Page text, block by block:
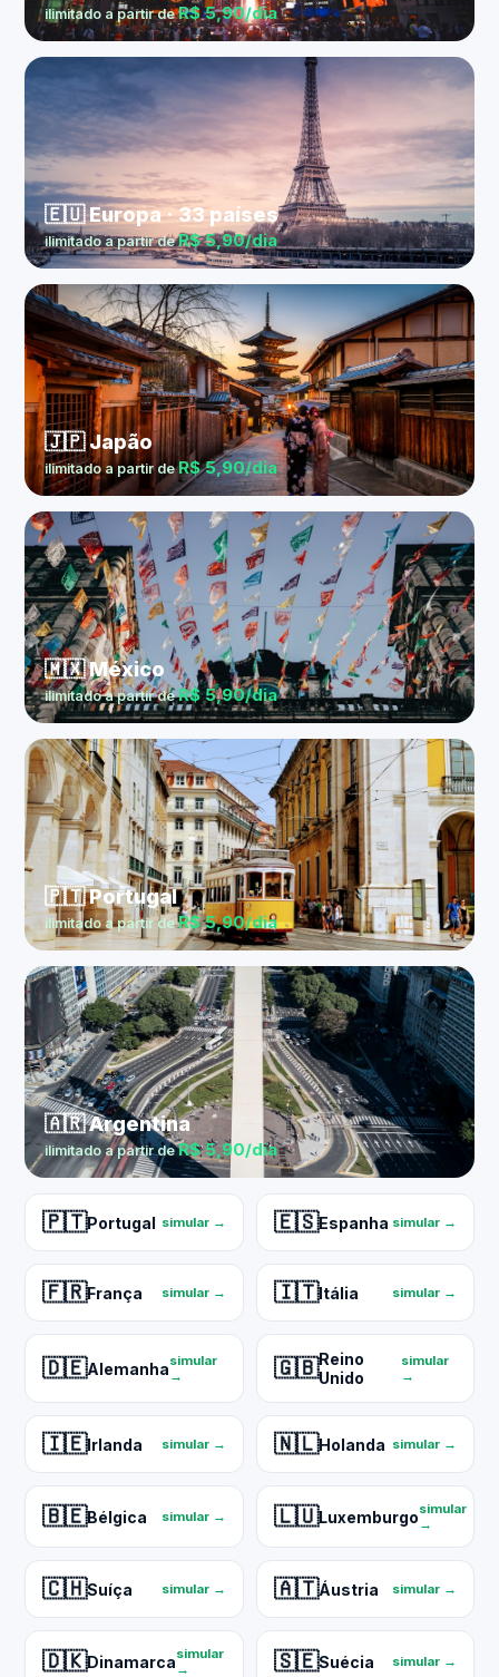
ilimitado a partir deR$ 5,90/dia
🇪🇺 Europa · 33 países
ilimitado a partir deR$ 5,90/dia
🇯🇵 Japão
ilimitado a partir deR$ 5,90/dia
🇲🇽 México
ilimitado a partir deR$ 5,90/dia
🇵🇹 Portugal
ilimitado a partir deR$ 5,90/dia
🇦🇷 Argentina
ilimitado a partir deR$ 5,90/dia
🇵🇹Portugal simular → 🇪🇸Espanha simular →
🇫🇷França simular → 🇮🇹Itália simular →
🇩🇪Alemanhasimular
→
🇬🇧Reino
Unido
simular
→
🇮🇪Irlanda simular → 🇳🇱Holanda simular →
🇧🇪Bélgica simular → 🇱🇺Luxemburgosimular
→
🇨🇭Suíça simular → 🇦🇹Áustria simular →
🇩🇰Dinamarcasimular
→
🇸🇪Suécia simular →